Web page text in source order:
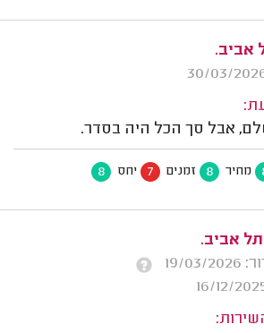
אביב.
אבל סך הכל היה בסדר.
מחיר 8 זמנים 7 יחס 8
תל אביב.
2026